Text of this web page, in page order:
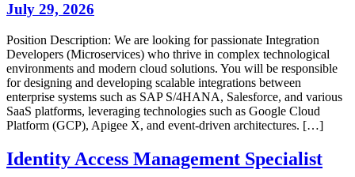
July 29, 2026
Position Description: We are looking for passionate Integration
Developers (Microservices) who thrive in complex technological
environments and modern cloud solutions. You will be responsible
for designing and developing scalable integrations between
enterprise systems such as SAP S/4HANA, Salesforce, and various
SaaS platforms, leveraging technologies such as Google Cloud
Platform (GCP), Apigee X, and event-driven architectures. […]
Identity Access Management Specialist